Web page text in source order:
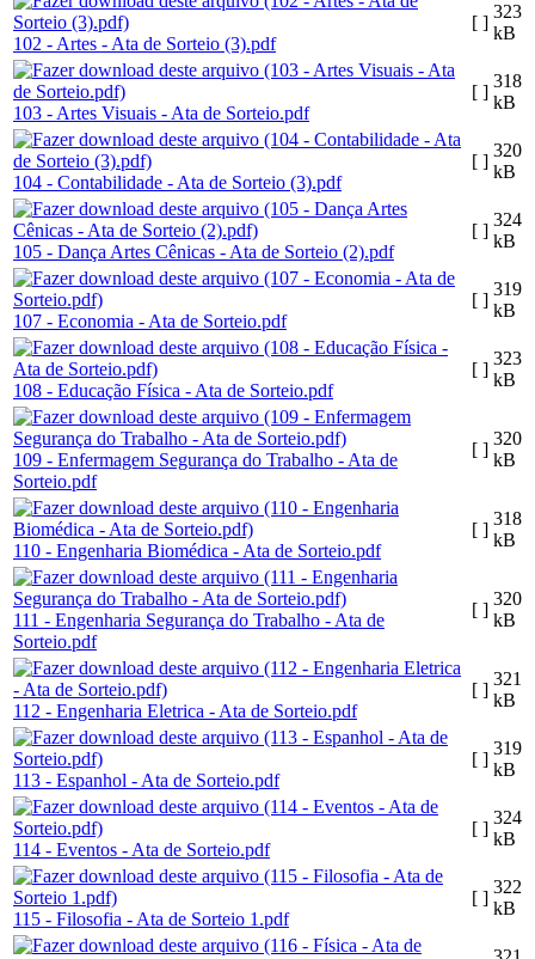
102 - Artes - Ata de Sorteio (3).pdf
[ ]
323
kB
103 - Artes Visuais - Ata de Sorteio.pdf
[ ]
318
kB
104 - Contabilidade - Ata de Sorteio (3).pdf
[ ]
320
kB
105 - Dança Artes Cênicas - Ata de Sorteio (2).pdf
[ ]
324
kB
107 - Economia - Ata de Sorteio.pdf
[ ]
319
kB
108 - Educação Física - Ata de Sorteio.pdf
[ ]
323
kB
109 - Enfermagem Segurança do Trabalho - Ata de
Sorteio.pdf
[ ]
320
kB
110 - Engenharia Biomédica - Ata de Sorteio.pdf
[ ]
318
kB
111 - Engenharia Segurança do Trabalho - Ata de
Sorteio.pdf
[ ]
320
kB
112 - Engenharia Eletrica - Ata de Sorteio.pdf
[ ]
321
kB
113 - Espanhol - Ata de Sorteio.pdf
[ ]
319
kB
114 - Eventos - Ata de Sorteio.pdf
[ ]
324
kB
115 - Filosofia - Ata de Sorteio 1.pdf
[ ]
322
kB